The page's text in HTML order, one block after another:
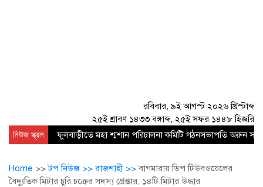
রবিবার, ৯ই আগস্ট ২০২৬ খ্রিস্টাব্দ
২৫ই শ্রাবণ ১৪৩৩ বঙ্গাব্দ, ২৫ই সফর ১৪৪৮ হিজরি
নিউজ স্ক্রল ফুলবাড়ীতে মহা শ্মশান পরিচালনা কমিটি গঠনসভাপতি অরুন
Home >>টপ নিউজ >>রাজশাহী >>বাগমারায় ডিপ টিউবওয়েলের
বৈদ্যুতিক মিটার চুরি চক্রের সদস্য গ্রেপ্তার, ১৪টি মিটার উদ্ধার